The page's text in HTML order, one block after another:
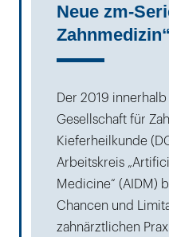
Neue zm-
Zahnmedizin“
Der 2019
Gesellschaft für
Kieferheilkunde
Arbeitskreis
Medicine“ (AIDM)
Chancen und
zahnärztlichen